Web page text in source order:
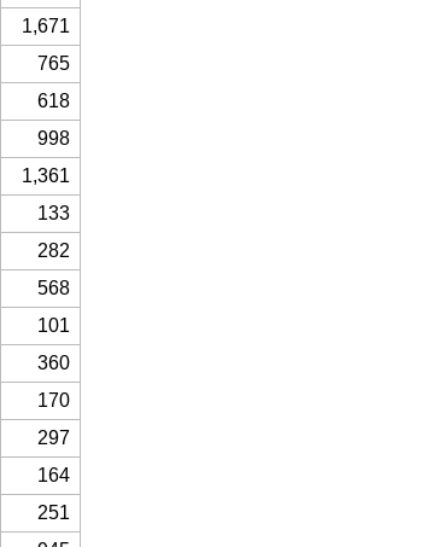
1,671
765
618
998
1,361
133
282
568
101
360
170
297
164
251